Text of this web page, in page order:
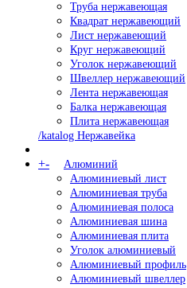
Труба нержавеющая
Квадрат нержавеющий
Лист нержавеющий
Круг нержавеющий
Уголок нержавеющий
Швеллер нержавеющий
Лента нержавеющая
Балка нержавеющая
Плита нержавеющая
/katalog Нержавейка
+-
Алюминий
Алюминиевый лист
Алюминиевая труба
Алюминиевая полоса
Алюминиевая шина
Алюминиевая плита
Уголок алюминиевый
Алюминиевый профиль
Алюминиевый швеллер